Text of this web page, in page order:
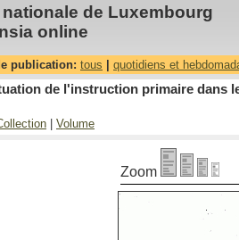
de Luxembourg
online
publication: tous quotidiens et
de l'instruction primaire dans
Volume
Zoom